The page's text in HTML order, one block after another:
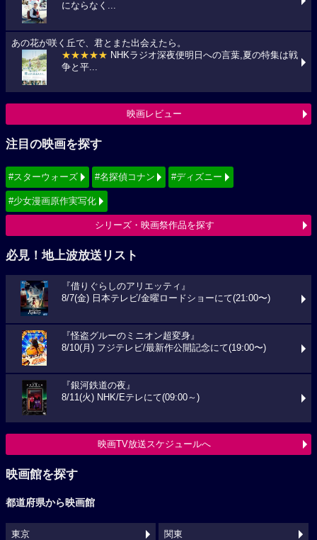
にならなく...
あの花が咲く丘で、君とまた出会えたら。
★★★★★ NHKラジオ深夜便明日への言葉,夏の特集は戦
争と平...
映画レビュー
注目の映画を探す
#スターウォーズ #名探偵コナン #ディズニー
#少女漫画原作実写化
シリーズ・映画祭作品を探す
必見！地上波放送リスト
『借りぐらしのアリエッティ』
8/7(金) 日本テレビ/金曜ロードショーにて(21:00〜)
『怪盗グルーのミニオン超変身』
8/10(月) フジテレビ/最新作公開記念にて(19:00〜)
『銀河鉄道の夜』
8/11(火) NHK/Eテレにて(09:00～)
映画TV放送スケジュールへ
映画館を探す
都道府県から映画館
東京 関東